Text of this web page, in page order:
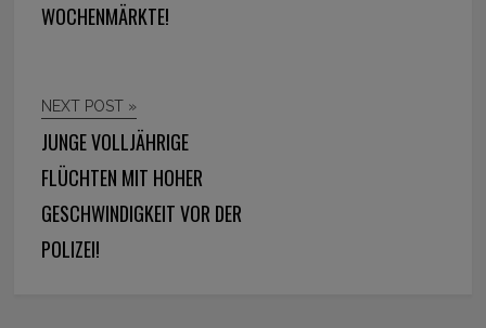
WOCHENMÄRKTE!
NEXT POST »
JUNGE VOLLJÄHRIGE
FLÜCHTEN MIT HOHER
GESCHWINDIGKEIT VOR DER
POLIZEI!